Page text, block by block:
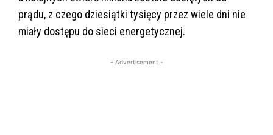
prądu, z czego dziesiątki tysięcy przez wiele dni nie
miały dostępu do sieci energetycznej.
- Advertisement -